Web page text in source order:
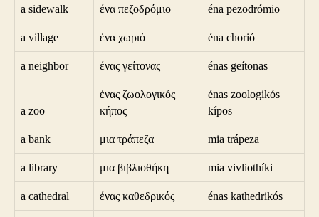
a sidewalk ένα πεζοδρόμιο éna pezodrómio
a village ένα χωριό éna chorió
a neighbor ένας γείτονας énas geítonas
a zoo
ένας ζωολογικός
κήπος
énas zoologikós
kípos
a bank μια τράπεζα mia trápeza
a library μια βιβλιοθήκη mia vivliothíki
a cathedral ένας καθεδρικός énas kathedrikós